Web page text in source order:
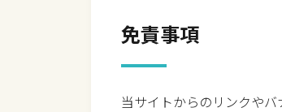
免責事項
当サイトからのリンクや